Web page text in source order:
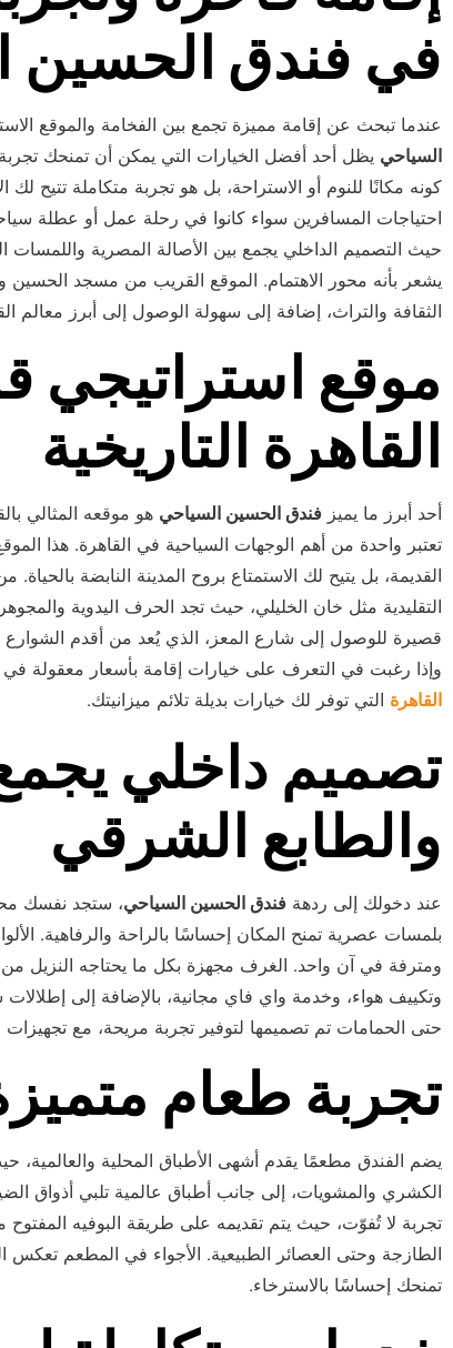
في فندق الحسين
عندما تبحث عن إقامة مميزة تجمع بين الفخامة والموقع
السياحي يظل أحد أفضل الخيارات التي يمكن أن تمنحك
كونه مكانًا للنوم أو الاستراحة، بل هو تجربة متكاملة تتيح
احتياجات المسافرين سواء كانوا في رحلة عمل أو عطلة
حيث التصميم الداخلي يجمع بين الأصالة المصرية
يشعر بأنه محور الاهتمام. الموقع القريب من مسجد
الثقافة والتراث، إضافة إلى سهولة الوصول إلى أبرز معالم
موقع
القاهرة التاريخية
أحد أبرز ما يميز فندق الحسين السياحي هو موقعه المثالي
تعتبر واحدة من أهم الوجهات السياحية في القاهرة. هذا
القديمة، بل يتيح لك الاستمتاع بروح المدينة النابضة
التقليدية مثل خان الخليلي، حيث تجد الحرف اليدوية
قصيرة للوصول إلى شارع المعز، الذي يُعد من أقدم الشوارع في
وإذا رغبت في التعرف على خيارات إقامة بأسعار معقولة
القاهرة التي توفر لك خيارات بديلة تلائم ميزانيتك.
تصميم داخلي
والطابع الشرقي
عند دخولك إلى ردهة فندق الحسين السياحي، ستجد نفسك
بلمسات عصرية تمنح المكان إحساسًا بالراحة والرفاهية.
ومترفة في آن واحد. الغرف مجهزة بكل ما يحتاجه النزيل
وتكييف هواء، وخدمة واي فاي مجانية، بالإضافة إلى إطلالات
حتى الحمامات تم تصميمها لتوفير تجربة مريحة، مع
تجربة طعام
يضم الفندق مطعمًا يقدم أشهى الأطباق المحلية والعالمية،
الكشري والمشويات، إلى جانب أطباق عالمية تلبي أذواق
تجربة لا تُفوّت، حيث يتم تقديمه على طريقة البوفيه المفتوح
الطازجة وحتى العصائر الطبيعية. الأجواء في المطعم تعكس
تمنحك إحساسًا بالاسترخاء.